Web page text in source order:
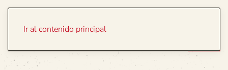
Ir al contenido principal